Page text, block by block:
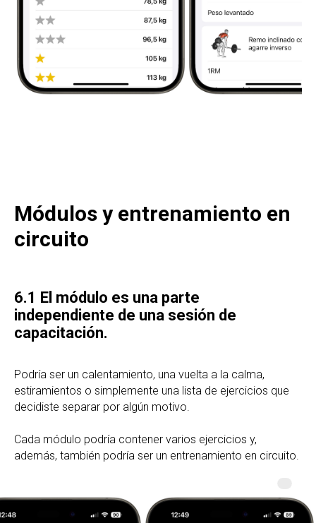
Módulos y entrenamiento en
circuito
6.1 El módulo es una parte
independiente de una sesión de
capacitación.
Podría ser un calentamiento, una vuelta a la calma,
estiramientos o simplemente una lista de ejercicios que
decidiste separar por algún motivo.
Cada módulo podría contener varios ejercicios y,
además, también podría ser un entrenamiento en circuito.